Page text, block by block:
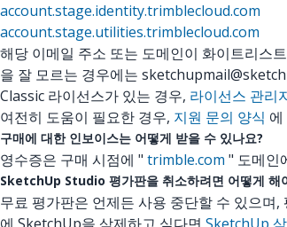
account.stage.identity.trimblecloud.com
account.stage.utilities.trimblecloud.com
해당 이메일 주소 또는 도메인이 화이트리스
을 잘 모르는 경우에는
Classic 라이선스가 있는 경우, 라이선스 관리
여전히 도움이 필요한 경우, 지원 문의 양식
구매에 대한 인보이스는 어떻게 받을 수 있나요?
영수증은 구매 시점에 " trimble.com " 도메인
SketchUp Studio 평가판을 취소하려면 어떻게 해
무료 평가판은 언제든 사용 중단할 수 있으며